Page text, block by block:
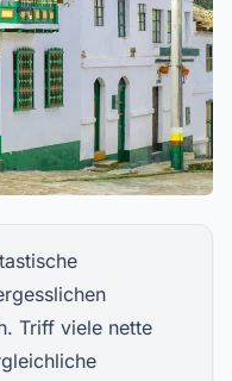
Triff viele nette